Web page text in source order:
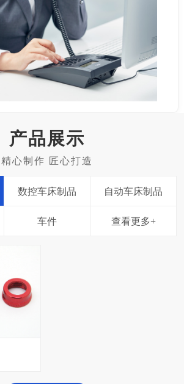
产品展示
数控车床制品 自动车床制品
车件 查看更多+